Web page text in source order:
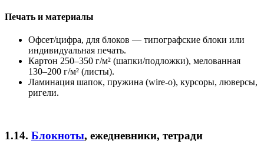
Печать и материалы
Офсет/цифра, для блоков — типографские блоки или
индивидуальная печать.
Картон 250–350 г/м² (шапки/подложки), мелованная
130–200 г/м² (листы).
Ламинация шапок, пружина (wire-o), курсоры, люверсы,
ригели.
1.14. Блокноты, ежедневники, тетради